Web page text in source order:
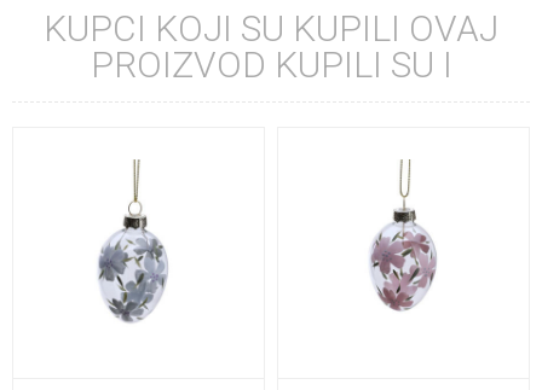
KUPCI KOJI SU KUPILI OVAJ
PROIZVOD KUPILI SU I